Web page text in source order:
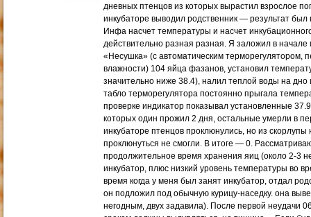
дневных птенцов из которых вырастил взрослое
инкубаторе выводил родственник — результат
Инфа насчет температуры и насчет
действительно разная разная. Я заложил в начале
«Несушка» (с автоматическим терморегулятором,
влажности) 104 яйца фазанов, установил
значительно ниже 38.4), налил теплой воды на
табло терморегулятора постоянно прыгала
проверке индикатор показывал установленные
которых один прожил 2 дня, остальные умерли в
инкубаторе птенцов проклюнулись, но из
проклюнуться не смогли. В итоге — 0.
продолжительное время хранения яиц (около 2-3
инкубатор, плюс низкий уровень температуры во
время когда у меня был занят инкубатор, отдал
он подложил под обычную курицу-наседку. она
негодным, двух задавила). После первой неудачи